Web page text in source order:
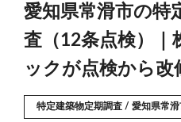
愛知県常滑市の特
査（12条点検）｜
ックが点検から
特定建築物定期調査 / 愛知県常滑